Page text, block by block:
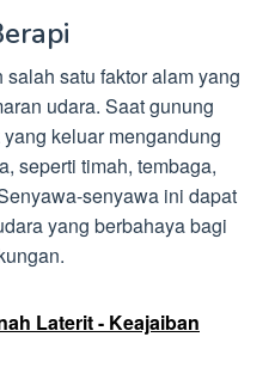
satu faktor alam yang
udara. Saat gunung
keluar mengandung
seperti timah, tembaga,
senyawa ini dapat
yang berbahaya bagi
Laterit - Keajaiban